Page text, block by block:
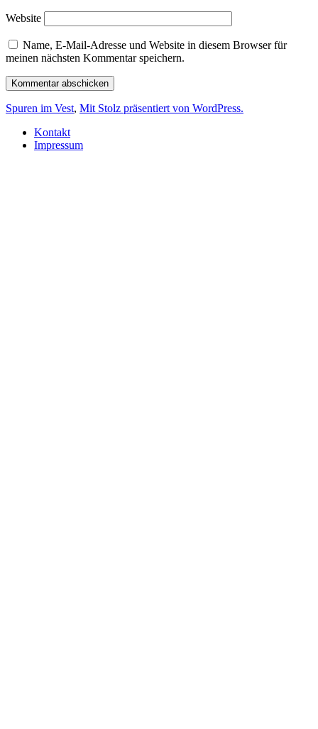
Website
Name, E-Mail-Adresse und Website in diesem Browser für
meinen nächsten Kommentar speichern.
Spuren im Vest, Mit Stolz präsentiert von WordPress.
Kontakt
Impressum